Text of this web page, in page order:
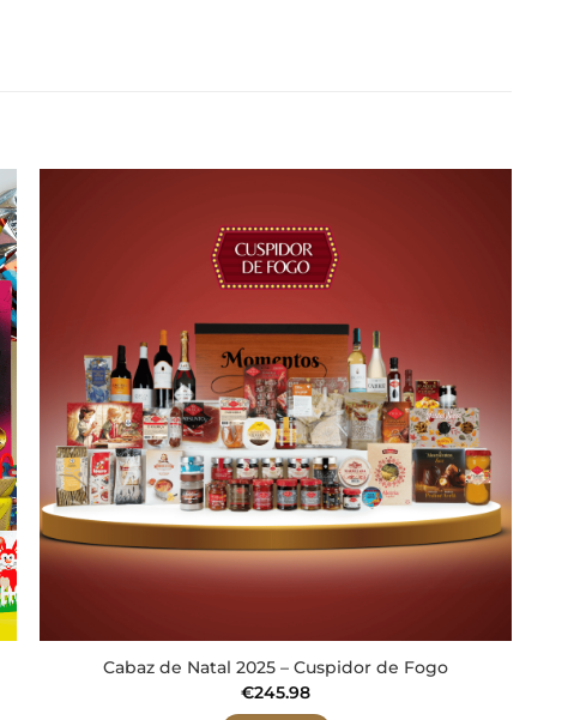
Cabaz de Natal 2025 – Cuspidor de Fogo
€245.98